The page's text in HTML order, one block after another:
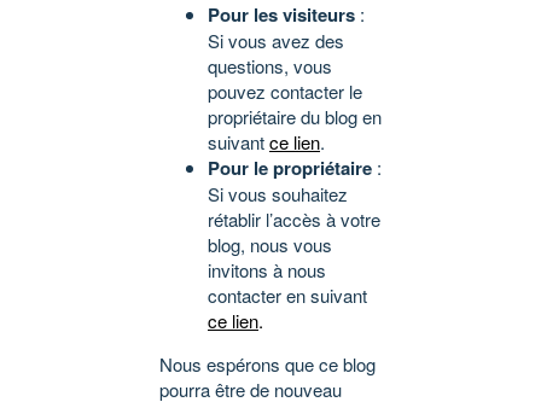
Pour les visiteurs :
Si vous avez des
questions, vous
pouvez contacter le
propriétaire du blog en
suivantce lien.
Pour le propriétaire :
Si vous souhaitez
rétablir l’accès à votre
blog, nous vous
invitons à nous
contacter en suivant
ce lien.
Nous espérons que ce blog
pourra être de nouveau